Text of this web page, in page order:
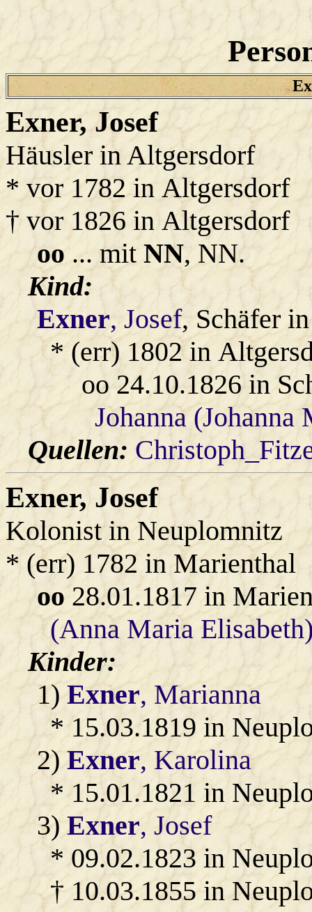
Exner, Josef
Häusler in Altgersdorf
* vor 1782 in Altgersdorf
† vor 1826 in Altgersdorf
oo... mitNN, NN.
Kind:
Exner, Josef, Schäfer
* (err) 1802 in
oo 24.10.1826 in
Johanna (Johanna
Quellen:
Exner, Josef
Kolonist in Neuplomnitz
* (err) 1782 in Marienthal
oo28.01.1817 in
(Anna Maria
Kinder:
1)Exner, Marianna
* 15.03.1819 in
2)Exner, Karolina
* 15.01.1821 in
3)Exner, Josef
* 09.02.1823 in
† 10.03.1855 in